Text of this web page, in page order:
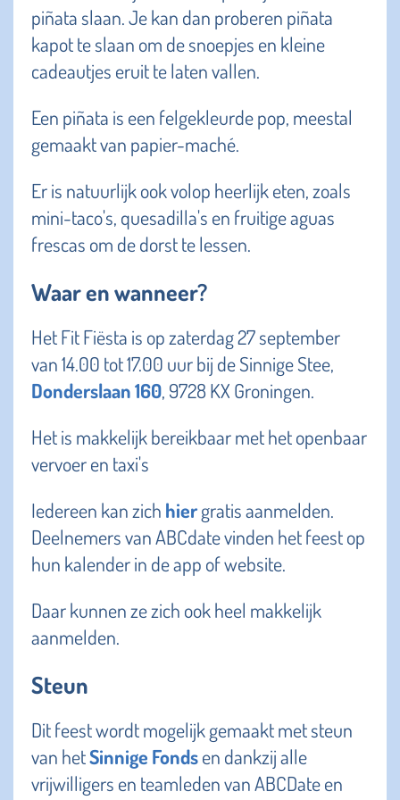
piñata slaan. Je kan dan proberen piñata
kapot te slaan om de snoepjes en kleine
cadeautjes eruit te laten vallen.
Een piñata is een felgekleurde pop, meestal
gemaakt van papier-maché.
Er is natuurlijk ook volop heerlijk eten, zoals
mini-taco's, quesadilla's en fruitige aguas
frescas om de dorst te lessen.
Waar en wanneer?
Het Fit Fiësta is op zaterdag 27 september
van 14.00 tot 17.00 uur bij de Sinnige Stee,
Donderslaan 160, 9728 KX Groningen.
Het is makkelijk bereikbaar met het openbaar
vervoer en taxi's
Iedereen kan zich hiergratis aanmelden.
Deelnemers van ABCdate vinden het feest op
hun kalender in de app of website.
Daar kunnen ze zich ook heel makkelijk
aanmelden.
Steun
Dit feest wordt mogelijk gemaakt met steun
van hetSinnige Fondsen dankzij alle
vrijwilligers en teamleden van ABCDate en